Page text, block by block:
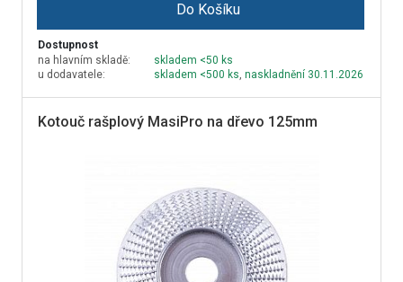
Do Košíku
Dostupnost
na hlavním skladě:
skladem <50 ks
u dodavatele:
skladem <500 ks,naskladnění 30.11.2026
Kotouč rašplový MasiPro na dřevo 125mm